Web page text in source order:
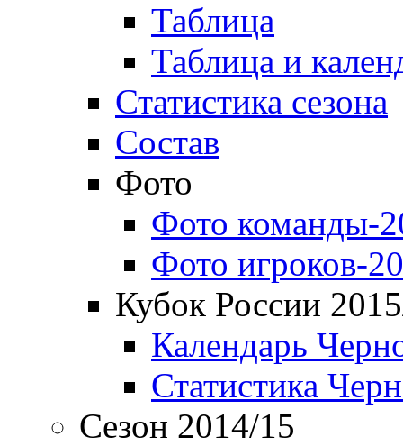
Таблица
Таблица и
Статистика сезона
Состав
Фото
Фото команды-
Фото игроков-
Кубок России
Календарь
Статистика
Сезон 2014/15